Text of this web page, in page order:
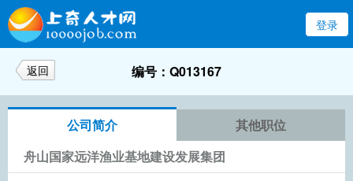
登录
返回 编号：Q013167
公司简介
其他职位
舟山国家远洋渔业基地建设发展集团